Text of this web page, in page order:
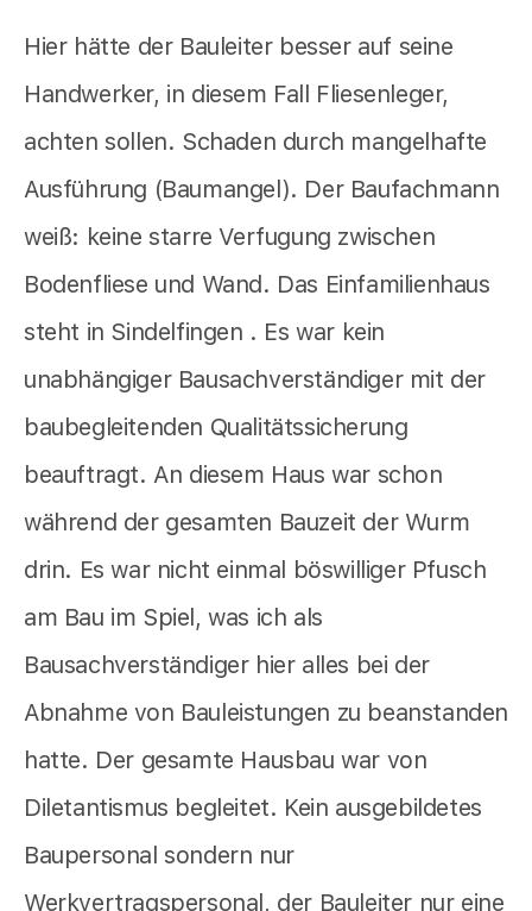
Hier hätte der Bauleiter besser auf seine
Handwerker, in diesem Fall Fliesenleger,
achten sollen. Schaden durch mangelhafte
Ausführung (Baumangel). Der Baufachmann
weiß: keine starre Verfugung zwischen
Bodenfliese und Wand. Das Einfamilienhaus
steht in Sindelfingen . Es war kein
unabhängiger Bausachverständiger mit der
baubegleitenden Qualitätssicherung
beauftragt. An diesem Haus war schon
während der gesamten Bauzeit der Wurm
drin. Es war nicht einmal böswilliger Pfusch
am Bau im Spiel, was ich als
Bausachverständiger hier alles bei der
Abnahme von Bauleistungen zu beanstanden
hatte. Der gesamte Hausbau war von
Diletantismus begleitet. Kein ausgebildetes
Baupersonal sondern nur
Werkvertragspersonal, der Bauleiter nur eine